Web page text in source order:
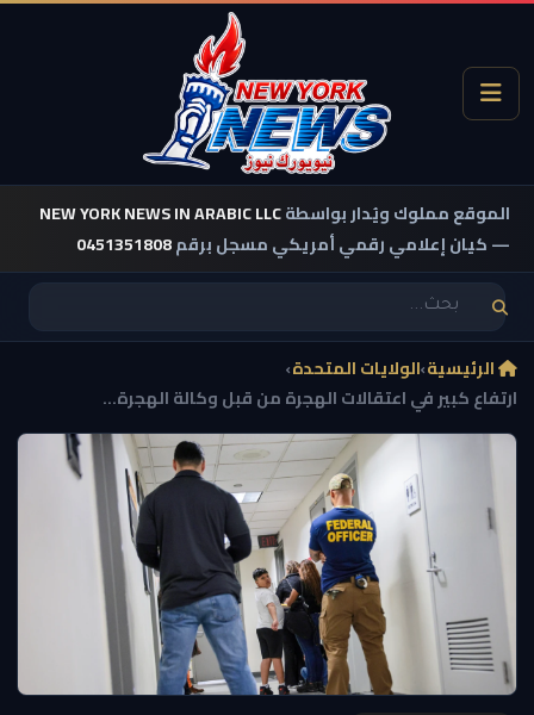
الموقع مملوك ويُدار بواسطةNEW YORK NEWS IN ARABIC LLC
— كيان إعلامي رقمي أمريكي مسجل برقم0451351808
الرئيسية›الولايات المتحدة›
ارتفاع كبير في اعتقالات الهجرة من قبل وكالة الهجرة...